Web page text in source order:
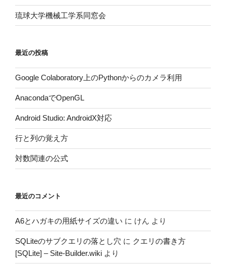
琉球大学機械工学系同窓会
最近の投稿
Google Colaboratory上のPythonからのカメラ利用
AnacondaでOpenGL
Android Studio: AndroidX対応
行と列の覚え方
対数関連の公式
最近のコメント
A6とハガキの用紙サイズの違い に けん より
SQLiteのサブクエリの落とし穴 に クエリの書き方
[SQLite] – Site-Builder.wiki より